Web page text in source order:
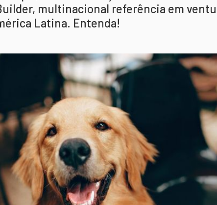
multinacional referência em
Latina. Entenda!